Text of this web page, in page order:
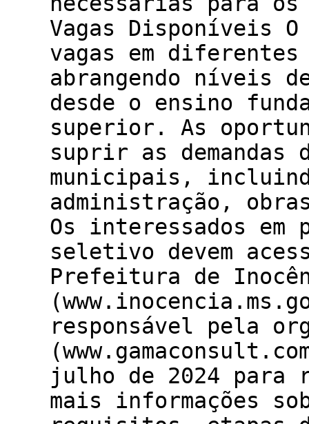
Vagas Disponíveis
vagas em
abrangendo níveis
desde o ensino
superior. As
suprir as
municipais,
administração,
Os interessados
seletivo devem
Prefeitura de
responsável pela
julho de 2024
mais informações